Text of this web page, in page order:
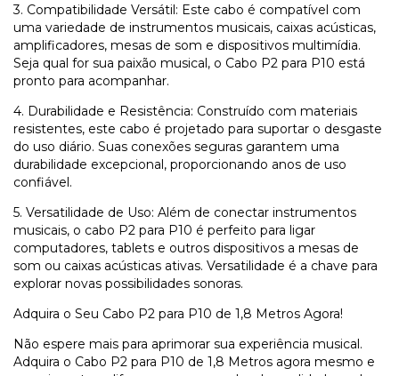
3. Compatibilidade Versátil: Este cabo é compatível com
uma variedade de instrumentos musicais, caixas acústicas,
amplificadores, mesas de som e dispositivos multimídia.
Seja qual for sua paixão musical, o Cabo P2 para P10 está
pronto para acompanhar.
4. Durabilidade e Resistência: Construído com materiais
resistentes, este cabo é projetado para suportar o desgaste
do uso diário. Suas conexões seguras garantem uma
durabilidade excepcional, proporcionando anos de uso
confiável.
5. Versatilidade de Uso: Além de conectar instrumentos
musicais, o cabo P2 para P10 é perfeito para ligar
computadores, tablets e outros dispositivos a mesas de
som ou caixas acústicas ativas. Versatilidade é a chave para
explorar novas possibilidades sonoras.
Adquira o Seu Cabo P2 para P10 de 1,8 Metros Agora!
Não espere mais para aprimorar sua experiência musical.
Adquira o Cabo P2 para P10 de 1,8 Metros agora mesmo e